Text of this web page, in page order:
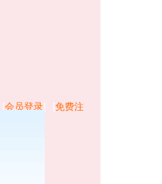
会员登录 免费注